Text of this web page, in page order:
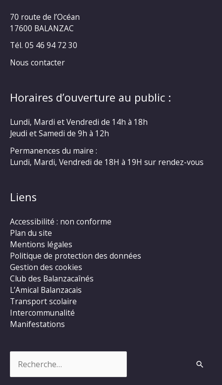
70 route de l’Océan
17600 BALANZAC
Tél. 05 46 94 72 30
Nous contacter
Horaires d’ouverture au public :
Lundi, Mardi et Vendredi de 14h à 18h
Jeudi et Samedi de 9h à 12h
Permanences du maire :
Lundi, Mardi, Vendredi de 18H à 19H sur rendez-vous
Liens
Accessibilité : non conforme
Plan du site
Mentions légales
Politique de protection des données
Gestion des cookies
Club des Balanzacaînés
L’Amical Balanzacais
Transport scolaire
Intercommunalité
Manifestations